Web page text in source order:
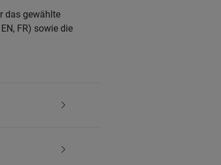
das gewählte
FR) sowie die